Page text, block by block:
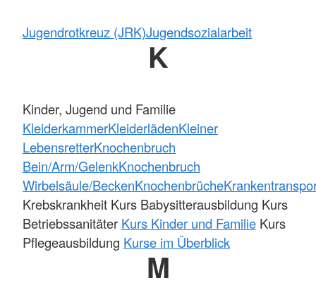
Jugendrotkreuz (JRK)Jugendsozialarbeit
K
Kinder, Jugend und Familie
KleiderkammerKleiderlädenKleiner
LebensretterKnochenbruch
Bein/Arm/GelenkKnochenbruch
Wirbelsäule/BeckenKnochenbrüche
Krebskrankheit Kurs Babysitterausbildung Kurs
Betriebssanitäter Kurs Kinder und Familie Kurs
Pflegeausbildung Kurse im Überblick
M